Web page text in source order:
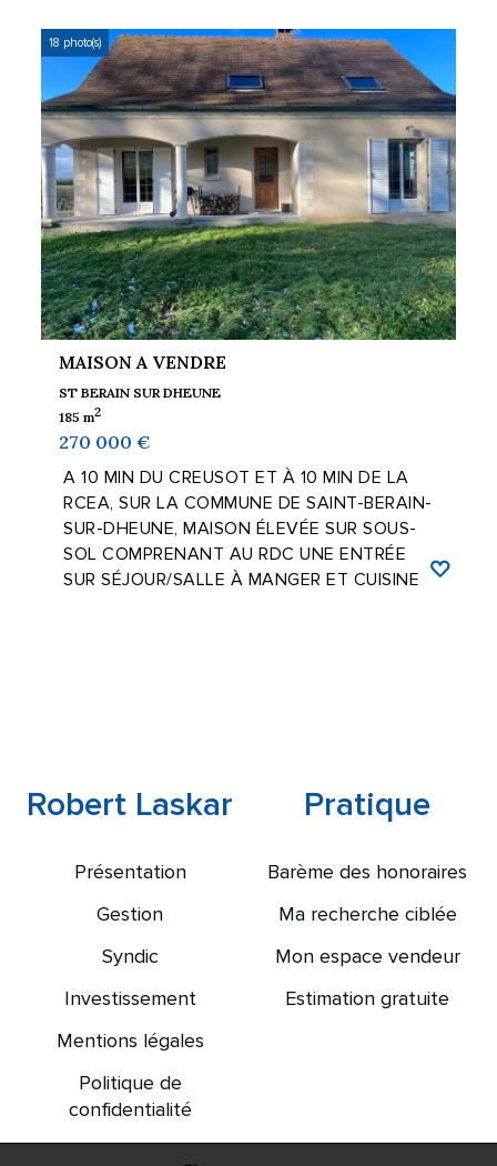
18 photo(s)
MAISON A VENDRE
ST BERAIN SUR DHEUNE
185 m2
270 000 €
A 10 MIN DU CREUSOT ET À 10 MIN DE LA
RCEA, SUR LA COMMUNE DE SAINT-BERAIN-
SUR-DHEUNE, MAISON ÉLEVÉE SUR SOUS-
SOL COMPRENANT AU RDC UNE ENTRÉE
SUR SÉJOUR/SALLE À MANGER ET CUISINE
Robert Laskar
Présentation
Gestion
Syndic
Investissement
Mentions légales
Politique de
confidentialité
Pratique
Barème des honoraires
Ma recherche ciblée
Mon espace vendeur
Estimation gratuite